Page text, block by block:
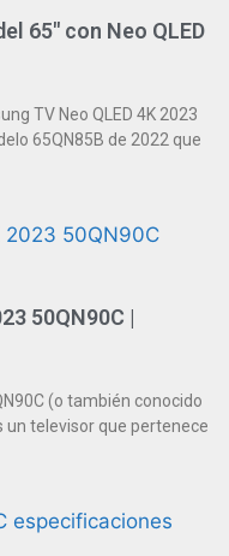
65″ con Neo QLED
TV Neo QLED 4K 2023
65QN85B de 2022 que
50QN90C |
(o también conocido
un televisor que pertenece